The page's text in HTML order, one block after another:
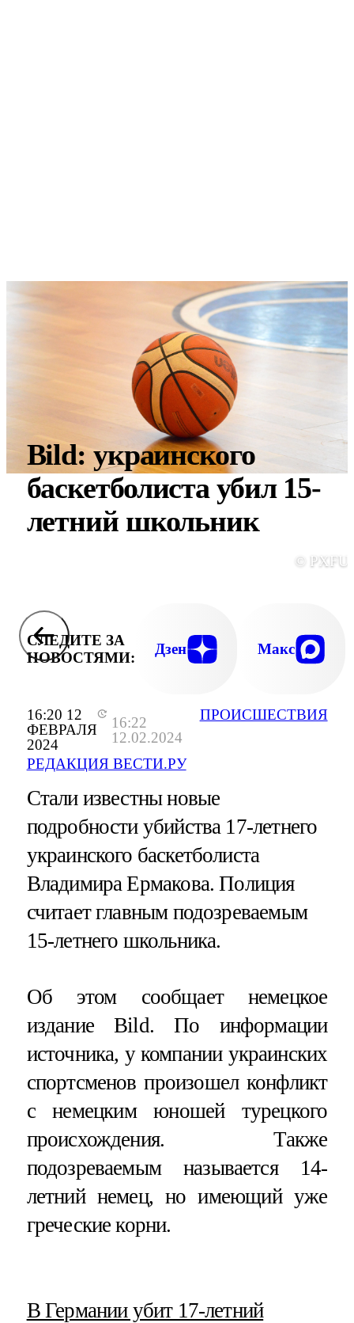
16:20 12
ФЕВРАЛЯ
2024
16:22
12.02.2024
РЕДАКЦИЯ ВЕСТИ.РУ
ПРОИСШЕСТВИЯ
Bild: украинского
баскетболиста убил 15-
летний школьник
©
СЛЕДИТЕ ЗА
НОВОСТЯМИ:
Дзен Макс
Стали известны новые
подробности убийства 17-летнего
украинского баскетболиста
Владимира Ермакова. Полиция
считает главным подозреваемым
15-летнего школьника.
Об этом сообщает немецкое
издание Bild. По информации
источника, у компании украинских
спортсменов произошел конфликт
с немецким юношей турецкого
происхождения. Также
подозреваемым называется 14-
летний немец, но имеющий уже
греческие корни.
​В Германии убит 17-летний